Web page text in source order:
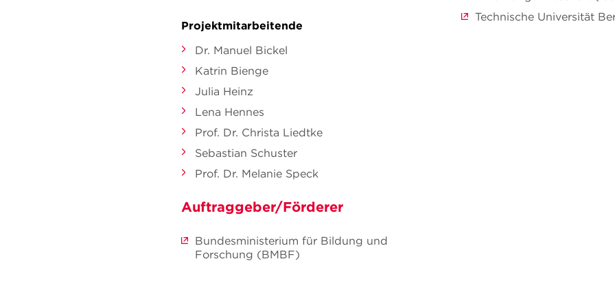
Projektmitarbeitende
Dr. Manuel Bickel
Katrin Bienge
Julia Heinz
Lena Hennes
Prof. Dr. Christa Liedtke
Sebastian Schuster
Prof. Dr. Melanie Speck
Auftraggeber/Förderer
Bundesministerium für Bildung und
Forschung (BMBF)
Technische Universität